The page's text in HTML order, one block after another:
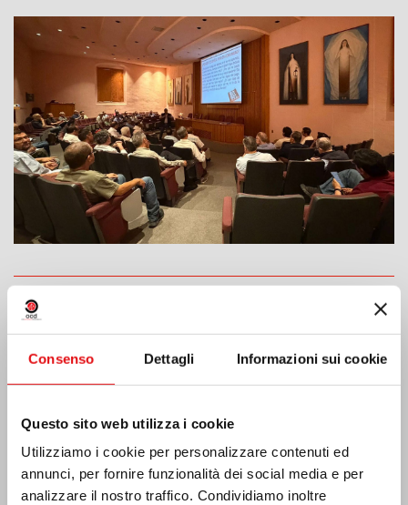
Consenso Dettagli Informazioni sui cookie
Questo sito web utilizza i cookie
Utilizziamo i cookie per personalizzare contenuti ed
annunci, per fornire funzionalità dei social media e per
analizzare il nostro traffico. Condividiamo inoltre
India: Benedizione e inaugurazione del
“Lumen Carmeli”